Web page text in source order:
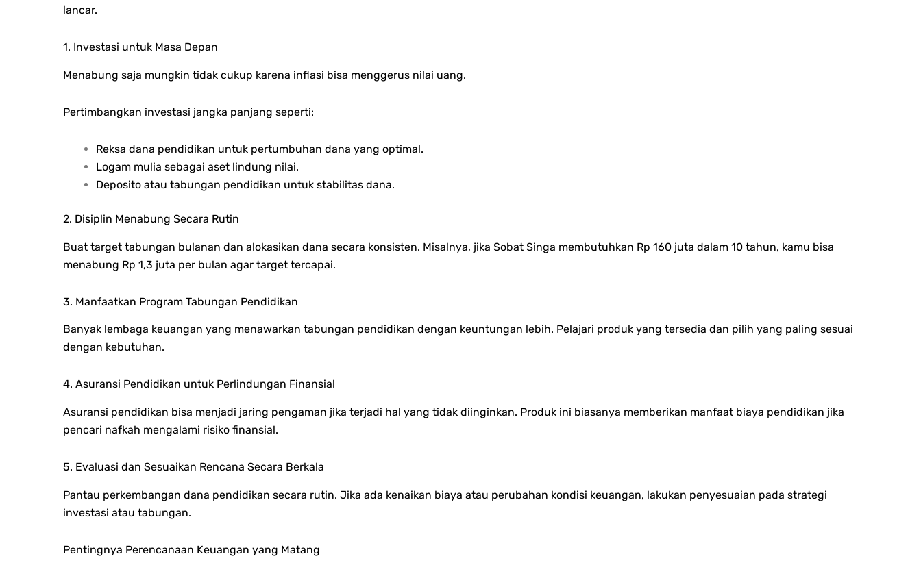
lancar.
1. Investasi untuk Masa Depan
Menabung saja mungkin tidak cukup karena inflasi bisa menggerus nilai uang.
Pertimbangkan investasi jangka panjang seperti:
Reksa dana pendidikan untuk pertumbuhan dana yang optimal.
Logam mulia sebagai aset lindung nilai.
Deposito atau tabungan pendidikan untuk stabilitas dana.
2. Disiplin Menabung Secara Rutin
Buat target tabungan bulanan dan alokasikan dana secara konsisten. Misalnya, jika Sobat Singa membutuhkan Rp 160 juta dalam 10 tahun, kamu bisa
menabung Rp 1,3 juta per bulan agar target tercapai.
3. Manfaatkan Program Tabungan Pendidikan
Banyak lembaga keuangan yang menawarkan tabungan pendidikan dengan keuntungan lebih. Pelajari produk yang tersedia dan pilih yang paling sesuai
dengan kebutuhan.
4. Asuransi Pendidikan untuk Perlindungan Finansial
Asuransi pendidikan bisa menjadi jaring pengaman jika terjadi hal yang tidak diinginkan. Produk ini biasanya memberikan manfaat biaya pendidikan jika
pencari nafkah mengalami risiko finansial.
5. Evaluasi dan Sesuaikan Rencana Secara Berkala
Pantau perkembangan dana pendidikan secara rutin. Jika ada kenaikan biaya atau perubahan kondisi keuangan, lakukan penyesuaian pada strategi
investasi atau tabungan.
Pentingnya Perencanaan Keuangan yang Matang